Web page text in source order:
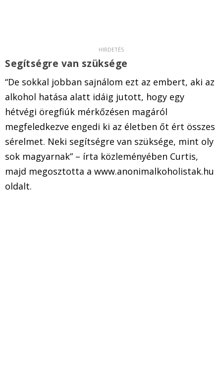
Segítségre van szüksége
“De sokkal jobban sajnálom ezt az embert, aki az
alkohol hatása alatt idáig jutott, hogy egy
hétvégi öregfiúk mérkőzésen magáról
megfeledkezve engedi ki az életben őt ért összes
sérelmet. Neki segítségre van szüksége, mint oly
sok magyarnak” – írta közleményében Curtis,
majd megosztotta a www.anonimalkoholistak.hu
oldalt.